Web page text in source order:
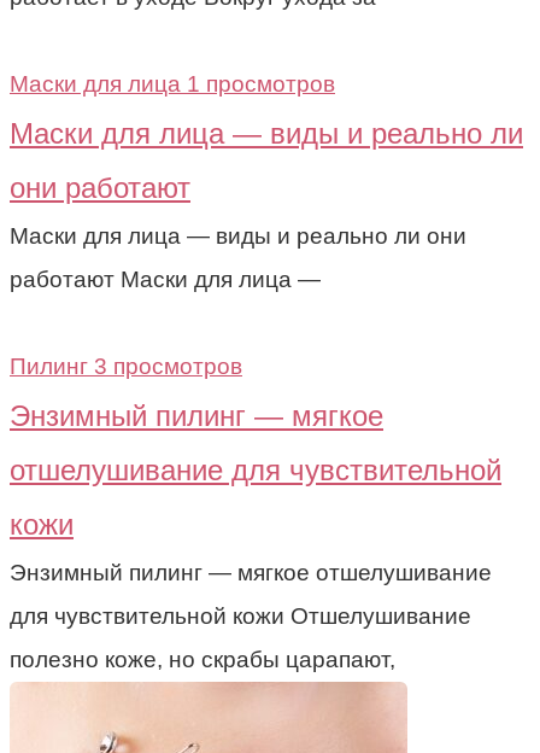
Маски для лица 1 просмотров
Маски для лица — виды и реально ли
они работают
Маски для лица — виды и реально ли они
работают Маски для лица —
Пилинг 3 просмотров
Энзимный пилинг — мягкое
отшелушивание для чувствительной
кожи
Энзимный пилинг — мягкое отшелушивание
для чувствительной кожи Отшелушивание
полезно коже, но скрабы царапают,